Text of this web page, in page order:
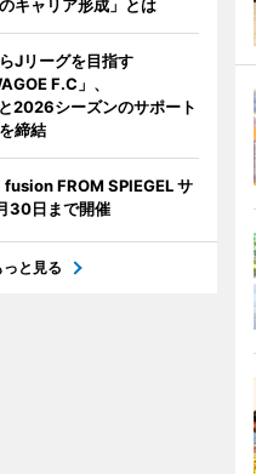
キャリア形成」とは
Jリーグを目指す
F.C」、
2026シーズンのサポート
締結
FROM SPIEGEL サ
30日まで開催
っと見る